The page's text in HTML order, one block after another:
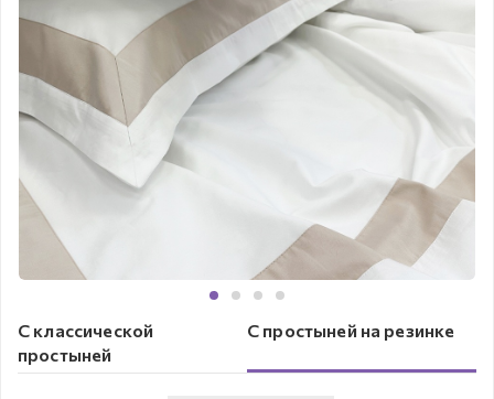
С классической
простыней
С простыней на резинке